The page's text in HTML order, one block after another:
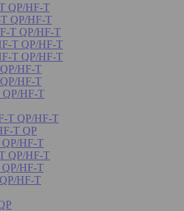
QP/HF-T
QP/HF-T
T QP/HF-T
T QP/HF-T
T QP/HF-T
HF-T
HF-T
QP/HF-T
T QP/HF-T
T QP
QP/HF-T
QP/HF-T
QP/HF-T
HF-T